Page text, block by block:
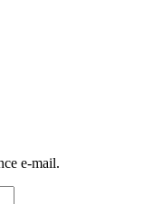
e-mail.